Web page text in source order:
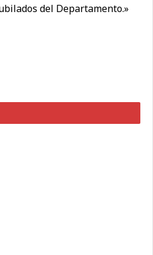
del Departamento.»